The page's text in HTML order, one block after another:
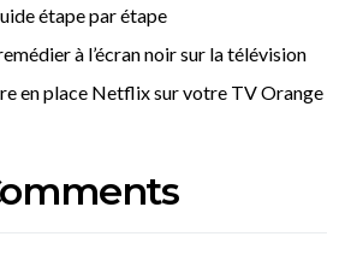
étape par étape
à l’écran noir sur la télévision
en place Netflix sur votre TV Orange